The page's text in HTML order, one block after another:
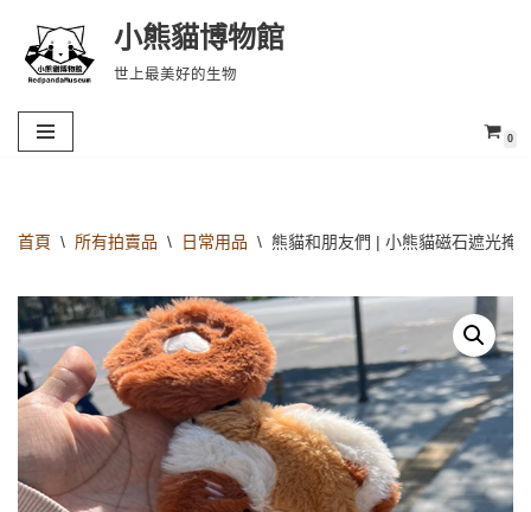
Skip
content
小熊貓博物館
世上最美好的生物
0
首頁 \ 所有拍賣品 \ 日常用品 \ 熊貓和朋友們 | 小熊貓磁石遮光掩